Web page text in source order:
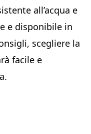
all’acqua e
e disponibile in
scegliere la
facile e